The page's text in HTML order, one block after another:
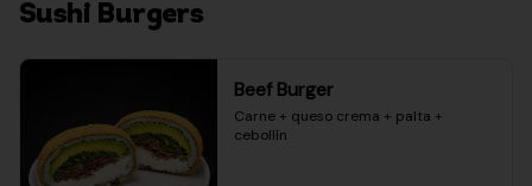
Sushi Burgers
Beef Burger
Carne + queso crema + palta +
cebollín